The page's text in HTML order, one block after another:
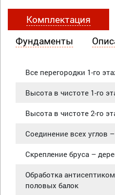
Комплектация
Фундаменты
Все перегородки 1-го
Высота в чистоте 1-го
Высота в чистоте 2-го
Соединение всех углов
Скрепление бруса –
Обработка
половых балок